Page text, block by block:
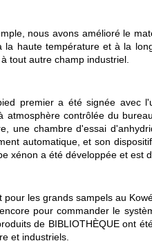
nous avons amélioré le
la haute température et à la
tout autre champ industriel.
premier a été signée avec
atmosphère contrôlée du
une chambre d'essai
automatique, et son
xénon a été développée et est
les grands sampels au
pour commander le
de BIBLIOTHÈQUE ont
et industriels.